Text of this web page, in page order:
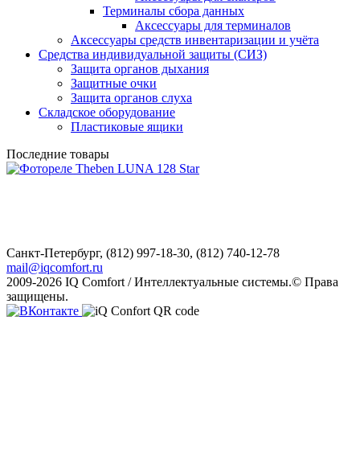
Терминалы сбора данных
Аксессуары для терминалов
Аксессуары средств инвентаризации и учёта
Средства индивидуальной защиты (СИЗ)
Защита органов дыхания
Защитные очки
Защита органов слуха
Складское оборудование
Пластиковые ящики
Последние товары
Санкт-Петербург, (812) 997-18-30, (812) 740-12-78
mail@iqcomfort.ru
2009-2026 IQ Comfort / Интеллектуальные системы.© Права
защищены.